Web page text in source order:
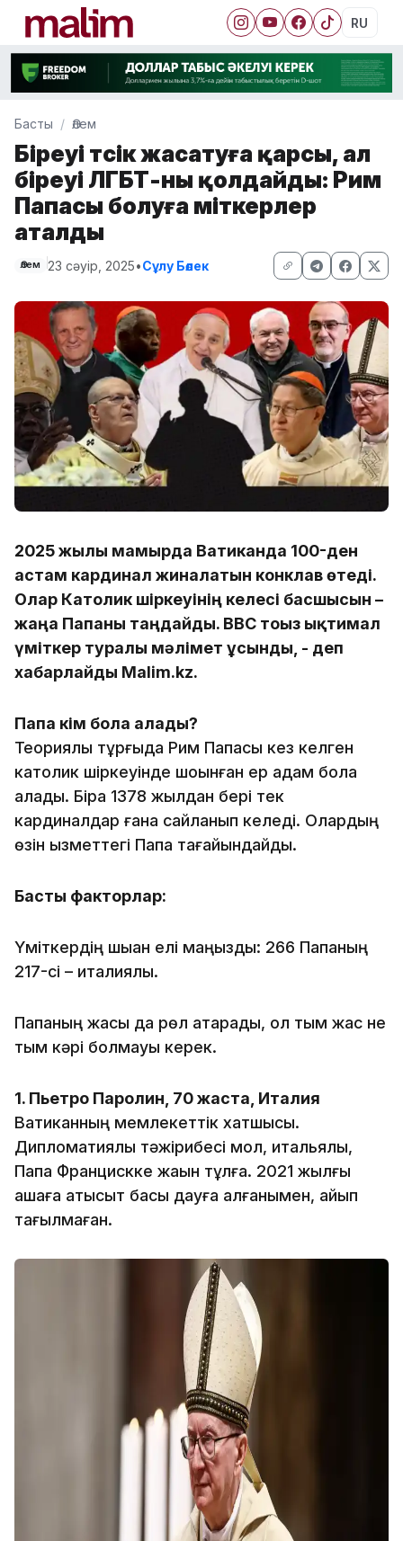
RU
Басты Әлем
Біреуі түсік жасатуға қарсы, ал
біреуі ЛГБТ-ны қолдайды: Рим
Папасы болуға үміткерлер
аталды
Әлем 23 сәуір, 2025•Сұлу Бөлек
2025 жылғы мамырда Ватиканда 100-ден
астам кардинал жиналатын конклав өтеді.
Олар Католик шіркеуінің келесі басшысын –
жаңа Папаны таңдайды. BBC тоғыз ықтимал
үміткер туралы мәлімет ұсынды, - деп
хабарлайды Malim.kz.
Папа кім бола алады?
Теориялық тұрғыда Рим Папасы кез келген
католик шіркеуінде шоқынған ер адам бола
алады. Бірақ 1378 жылдан бері тек
кардиналдар ғана сайланып келеді. Олардың
өзін қызметтегі Папа тағайындайды.
Басты факторлар:
Үміткердің шыққан елі маңызды: 266 Папаның
217-сі – италиялық.
Папаның жасы да рөл атқарады, ол тым жас не
тым кәрі болмауы керек.
1. Пьетро Паролин, 70 жаста, Италия
Ватиканның мемлекеттік хатшысы.
Дипломатиялық тәжірибесі мол, итальялық,
Папа Францискке жақын тұлға. 2021 жылғы
ақшаға қатысыт басы дауға қалғанымен, айып
тағылмаған.